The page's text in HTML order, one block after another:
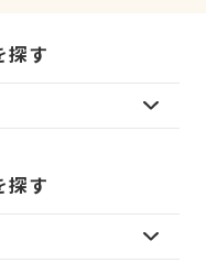
探す
探す